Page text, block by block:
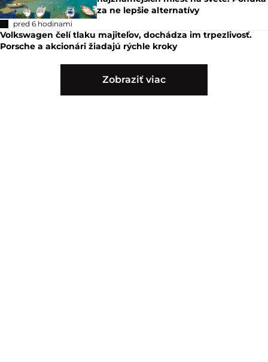
za ne lepšie alternatívy
pred 6 hodinami
Volkswagen čelí tlaku majiteľov, dochádza im trpezlivosť.
Porsche a akcionári žiadajú rýchle kroky
Zobraziť viac